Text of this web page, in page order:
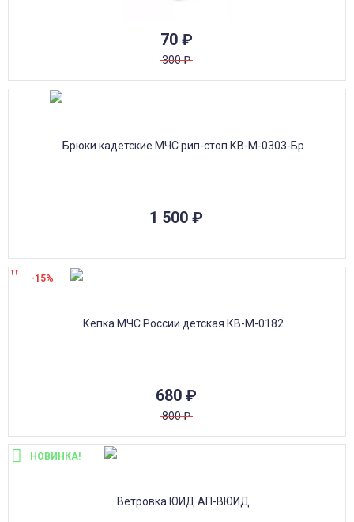
70 ₽
300₽
1 500 ₽
680 ₽
800₽
-15%
НОВИНКА!